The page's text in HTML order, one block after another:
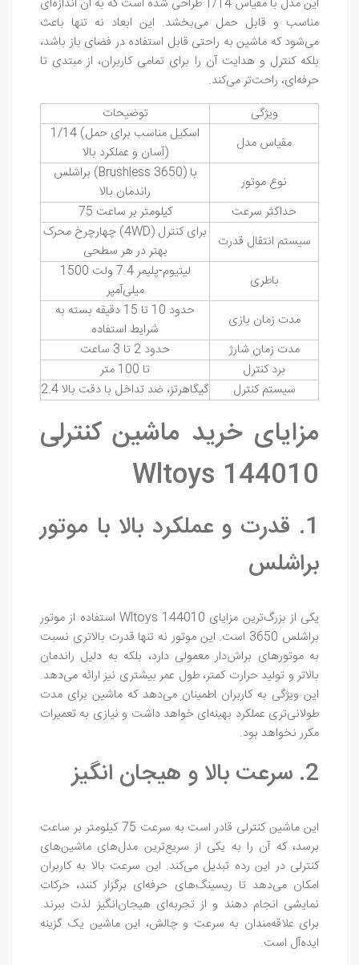
این مدل با مقیاس 1/14 طراحی شده است که به آن اندازه‌ای
مناسب و قابل حمل می‌بخشد. این ابعاد نه تنها باعث
می‌شود که ماشین به راحتی قابل استفاده در فضای باز باشد،
بلکه کنترل و هدایت آن را برای تمامی کاربران، از مبتدی تا
حرفه‌ای، راحت‌تر می‌کند.
توضیحات
ویژگی
1/14 (اسکیل مناسب برای حمل
آسان و عملکرد بالا)
مقیاس مدل
براشلس (Brushless 3650) با
راندمان بالا
نوع موتور
75 کیلومتر بر ساعت
حداکثر سرعت
چهارچرخ محرک (4WD) برای کنترل
بهتر در هر سطحی
سیستم انتقال قدرت
لیتیوم-پلیمر 7.4 ولت 1500
میلی‌آمپر
باطری
حدود 10 تا 15 دقیقه بسته به
شرایط استفاده
مدت زمان بازی
حدود 2 تا 3 ساعت
مدت زمان شارژ
تا 100 متر
برد کنترل
2.4 گیگاهرتز، ضد تداخل با دقت بالا
سیستم کنترل
مزایای خرید ماشین کنترلی
Wltoys 144010
1. قدرت و عملکرد بالا با موتور
براشلس
یکی از بزرگ‌ترین مزایای Wltoys 144010 استفاده از موتور
براشلس 3650 است. این موتور نه تنها قدرت بالاتری نسبت
به موتورهای براش‌دار معمولی دارد، بلکه به دلیل راندمان
بالاتر و تولید حرارت کمتر، طول عمر بیشتری نیز ارائه می‌دهد.
این ویژگی به کاربران اطمینان می‌دهد که ماشین برای مدت
طولانی‌تری عملکرد بهینه‌ای خواهد داشت و نیازی به تعمیرات
مکرر نخواهد بود.
2. سرعت بالا و هیجان‌ انگیز
این ماشین کنترلی قادر است به سرعت 75 کیلومتر بر ساعت
برسد، که آن را به یکی از سریع‌ترین مدل‌های ماشین‌های
کنترلی در این رده تبدیل می‌کند. این سرعت بالا به کاربران
امکان می‌دهد تا ریسینگ‌های حرفه‌ای برگزار کنند، حرکات
نمایشی انجام دهند و از تجربه‌ای هیجان‌انگیز لذت ببرند.
برای علاقه‌مندان به سرعت و چالش، این ماشین یک گزینه
ایده‌آل است.